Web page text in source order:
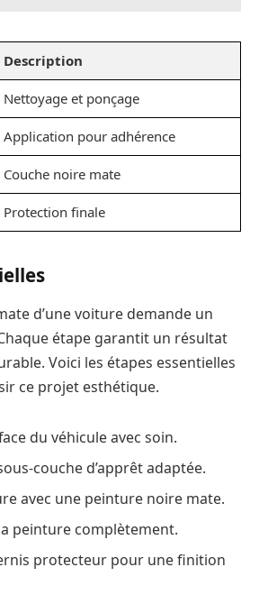
Description
Nettoyage et ponçage
Application pour adhérence
Couche noire mate
Protection finale
d’une voiture demande un
étape garantit un résultat
Voici les étapes essentielles
ce projet esthétique.
du véhicule avec soin.
couche d’apprêt adaptée.
avec une peinture noire mate.
peinture complètement.
protecteur pour une finition